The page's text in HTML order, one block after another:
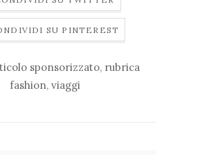
SU PINTEREST
sponsorizzato, rubrica
fashion, viaggi